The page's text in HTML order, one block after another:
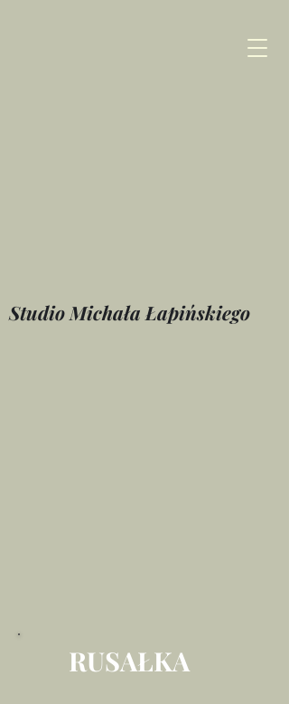
Studio Michała Łapińskiego
RUSAŁKA